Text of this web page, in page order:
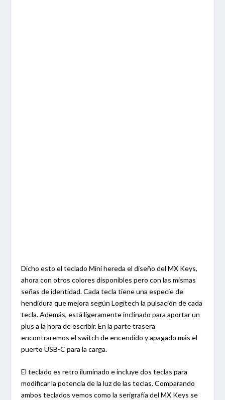
Dicho esto el teclado Mini hereda el diseño del MX Keys,
ahora con otros colores disponibles pero con las mismas
señas de identidad. Cada tecla tiene una especie de
hendidura que mejora según Logitech la pulsación de cada
tecla. Además, está ligeramente inclinado para aportar un
plus a la hora de escribir. En la parte trasera
encontraremos el switch de encendido y apagado más el
puerto USB-C para la carga.
El teclado es retro iluminado e incluye dos teclas para
modificar la potencia de la luz de las teclas. Comparando
ambos teclados vemos como la serigrafía del MX Keys se